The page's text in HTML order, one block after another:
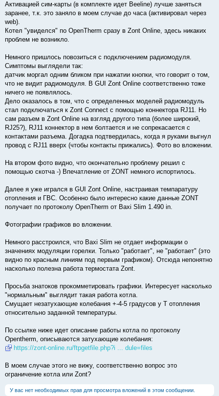
Активацией сим-карты (в комплекте идет Beeline) лучше заняться
заранее, т.к. это заняло в моем случае до часа (активировал через
web).
Котел "увиделся" по OpenTherm сразу в Zont Online, здесь никаких
проблем не возникло.
Немного пришлось повозиться с подключением радиомодуля.
Симптомы выглядели так:
датчик моргал одним бликом при нажатии кнопки, что говорит о том,
что не видит радиомодуля. В GUI Zont Online соответственно тоже
ничего не появлялось.
Дело оказалось в том, что с определенных моделей радиомодуль
стал подключаться к Zont Connect с помощью коннектора RJ11. Но
сам разъем в Zont Online на взгляд другого типа (более широкий,
RJ25?), RJ11 коннектор в нем болтается и не сопрекасается с
контактами разъема. Догадка подтвердилась, когда я руками выгнул
провод с RJ11 вверх (чтобы контакты прижались). Фото во вложении.
На втором фото видно, что окончательно проблему решил с
помощью скотча -) Впечатление от ZONT немного испортилось.
Далее я уже игрался в GUI Zont Online, настраивая темпаратуру
отопления и ГВС. Особенно было интересно какие данные ZONT
получает по протоколу OpenTherm от Baxi Slim 1.490 in.
Фотографии графиков во вложении.
Немного расстроился, что Baxi Slim не отдает информации о
значениях модуляции горелки. Только "работает", не "работает" (это
видно по красным линиям под первым графиком). Отсюда непонятно
насколько полезна работа термостата Zont.
Просьба знатоков прокомметировать графики. Интересует насколько
"нормальным" выглядит такая работа котла.
Смущает незатухающие колебания +-4-5 градусов у T отопления
относительно заданной температуры.
По ссылке ниже идет описание работы котла по протоколу
Opentherm, описываются затухающие колебания:
https://zont-online.ru/ftpgetfile.php?i ... dule=files
В моем случае этого не вижу, соответственно вопрос это
ограничение котла или Zont?
У вас нет необходимых прав для просмотра вложений в этом сообщении.